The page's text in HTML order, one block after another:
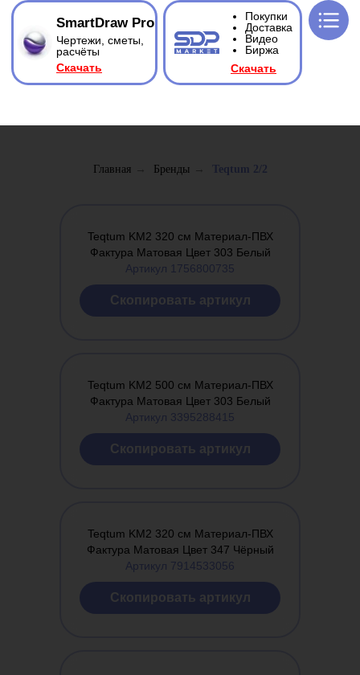
Ска чать
Чертежи, сметы,
расчёты
SmartDraw Pro
Скачать
Биржа
Главная → Бренды → Teqtum 2/2
Teqtum KM2 320 см Материал-ПВХ
Фактура Матовая Цвет 303 Белый
Артикул 1756800735
Cкопировать артикул
Teqtum KM2 500 см Материал-ПВХ
Фактура Матовая Цвет 303 Белый
Артикул 3395288415
Cкопировать артикул
Teqtum KM2 320 см Материал-ПВХ
Фактура Матовая Цвет 347 Чёрный
Артикул 7914533056
Cкопировать артикул